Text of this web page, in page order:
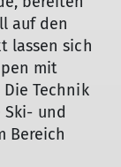
auf den
lassen sich
mit
Technik
und
Bereich